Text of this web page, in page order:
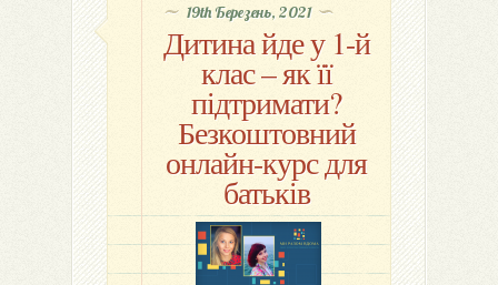
19th Березень, 2021
Дитина йде у 1-й
клас – як її
підтримати?
Безкоштовний
онлайн-курс для
батьків